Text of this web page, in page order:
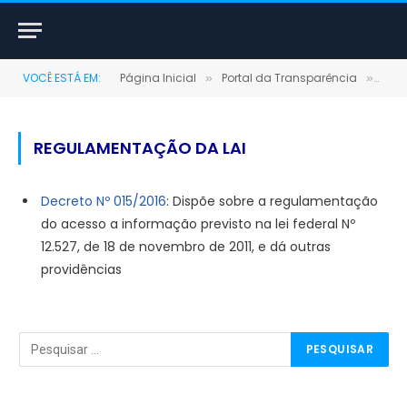
VOCÊ ESTÁ EM: Página Inicial » Portal da Transparência »
REGULAMENTAÇÃO DA LAI
Decreto Nº 015/2016: Dispõe sobre a regulamentação
do acesso a informação previsto na lei federal Nº
12.527, de 18 de novembro de 2011, e dá outras
providências